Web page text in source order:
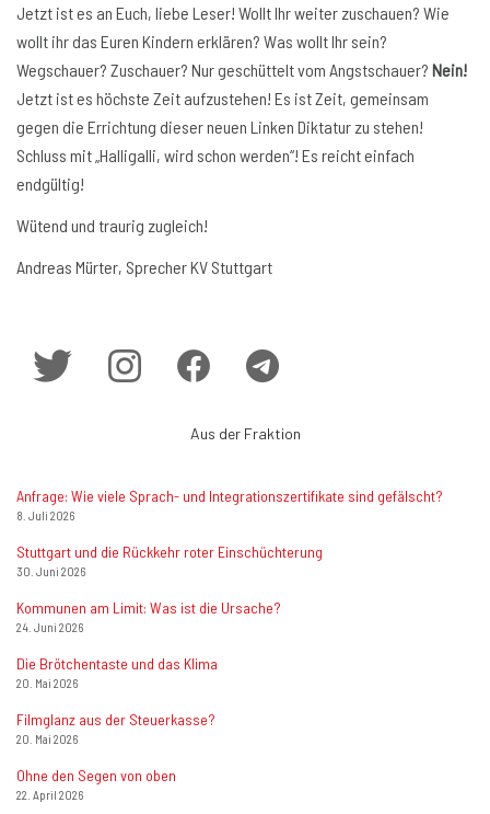
Jetzt ist es an Euch, liebe Leser! Wollt Ihr weiter zuschauen? Wie
wollt ihr das Euren Kindern erklären? Was wollt Ihr sein?
Wegschauer? Zuschauer? Nur geschüttelt vom Angstschauer? Nein!
Jetzt ist es höchste Zeit aufzustehen! Es ist Zeit, gemeinsam
gegen die Errichtung dieser neuen Linken Diktatur zu stehen!
Schluss mit „Halligalli, wird schon werden“! Es reicht einfach
endgültig!
Wütend und traurig zugleich!
Andreas Mürter, Sprecher KV Stuttgart
Aus der Fraktion
Anfrage: Wie viele Sprach- und Integrationszertifikate sind gefälscht?
8. Juli 2026
Stuttgart und die Rückkehr roter Einschüchterung
30. Juni 2026
Kommunen am Limit: Was ist die Ursache?
24. Juni 2026
Die Brötchentaste und das Klima
20. Mai 2026
Filmglanz aus der Steuerkasse?
20. Mai 2026
Ohne den Segen von oben
22. April 2026